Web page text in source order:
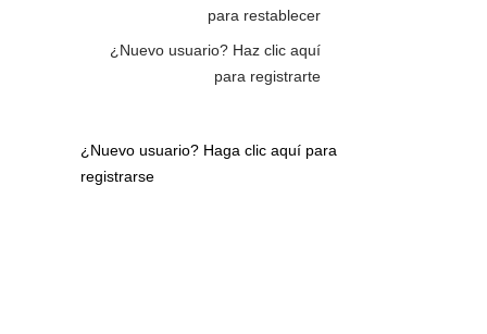
para restablecer
¿Nuevo usuario? Haz clic aquí
para registrarte
¿Nuevo usuario? Haga clic aquí para
registrarse